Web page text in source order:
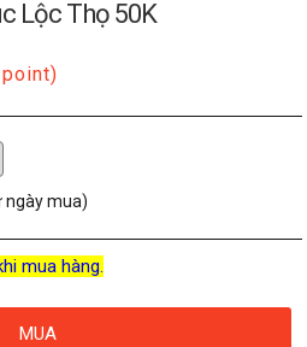
Lộc Thọ 50K
point)
ngày mua)
mua hàng.
MUA